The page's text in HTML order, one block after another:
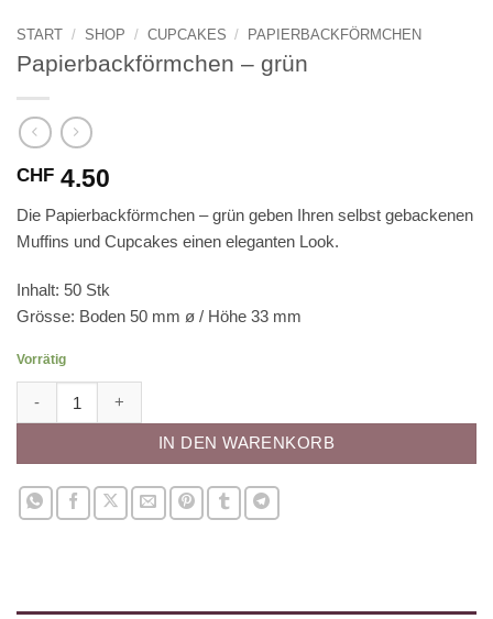
START / SHOP / CUPCAKES / PAPIERBACKFÖRMCHEN
Papierbackförmchen – grün
CHF 4.50
Die Papierbackförmchen – grün geben Ihren selbst gebackenen
Muffins und Cupcakes einen eleganten Look.
Inhalt: 50 Stk
Grösse: Boden 50 mm ø / Höhe 33 mm
Vorrätig
IN DEN WARENKORB